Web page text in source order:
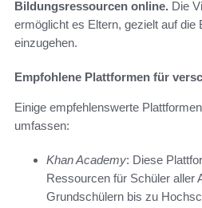
Bildungsressourcen online. Die
ermöglicht es Eltern, gezielt auf die
einzugehen.
Empfohlene Plattformen für
Einige empfehlenswerte
umfassen:
Khan Academy: Diese
Ressourcen für Schüler aller
Grundschülern bis zu